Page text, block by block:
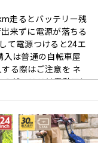
走るとバッテリー残
来ずに電源が落ちる
て電源つけると24エ
入は普通の自転車屋
る際はご注意を ネ
が、ここは電動アシ
な商品が届く 利用